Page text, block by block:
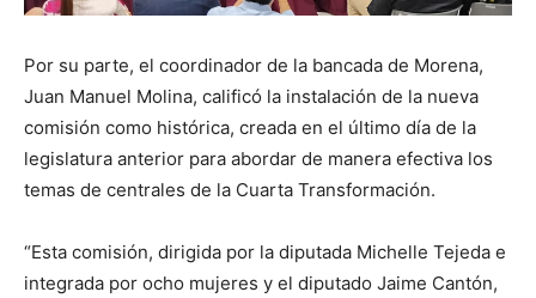
Por su parte, el coordinador de la bancada de Morena,
Juan Manuel Molina, calificó la instalación de la nueva
comisión como histórica, creada en el último día de la
legislatura anterior para abordar de manera efectiva los
temas de centrales de la Cuarta Transformación.
“Esta comisión, dirigida por la diputada Michelle Tejeda e
integrada por ocho mujeres y el diputado Jaime Cantón,